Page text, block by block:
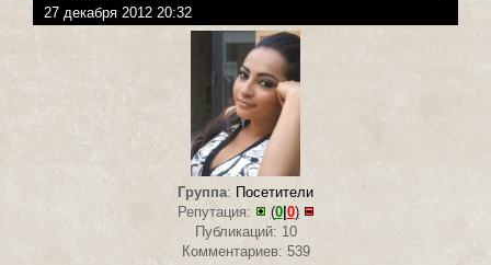
27 декабря 2012 20:32
Группа: Посетители
Репутация:
(0| 0)
Публикаций: 10
Комментариев: 539